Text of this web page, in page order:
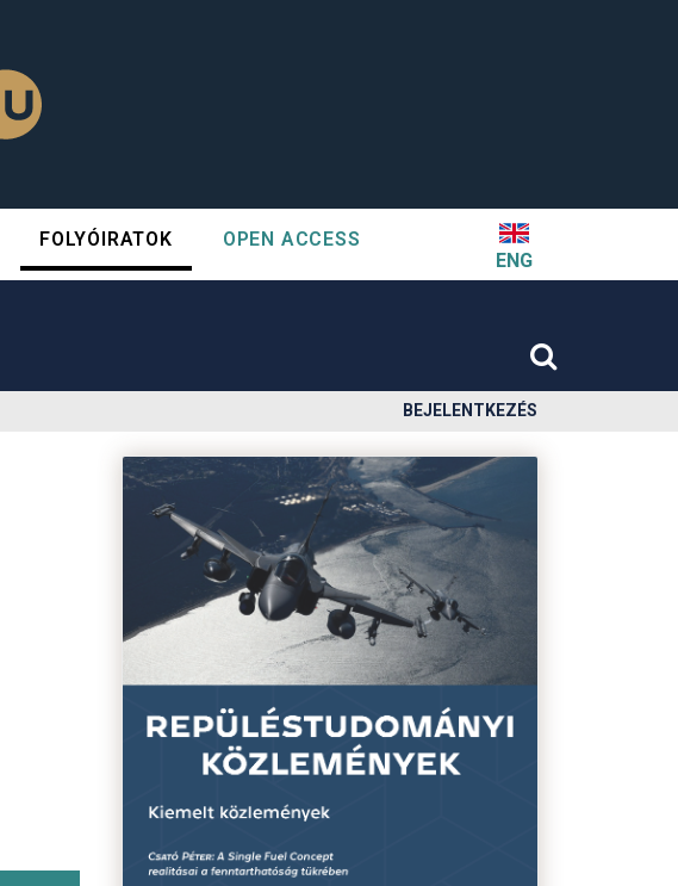
FOLYÓIRATOK
OPEN ACCESS
ENG
BEJELENTKEZÉS